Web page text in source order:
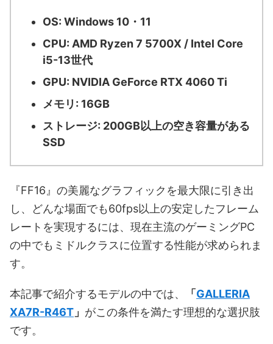
OS: Windows 10・11
CPU: AMD Ryzen 7 5700X / Intel Core
i5-13世代
GPU: NVIDIA GeForce RTX 4060 Ti
メモリ: 16GB
ストレージ: 200GB以上の空き容量がある
SSD
『FF16』の美麗なグラフィックを最大限に引き出
し、どんな場面でも60fps以上の安定したフレーム
レートを実現するには、現在主流のゲーミングPC
の中でもミドルクラスに位置する性能が求められま
す。
本記事で紹介するモデルの中では、 「 GALLERIA
XA7R-R46T 」 がこの条件を満たす理想的な選択肢
です。